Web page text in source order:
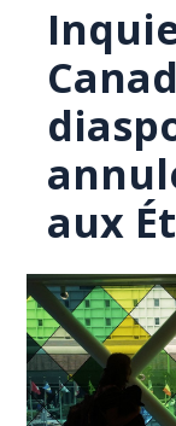
aux